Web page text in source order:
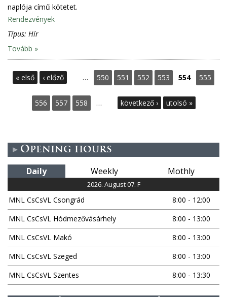
naplója című kötetet.
Rendezvények
Típus: Hír
Tovább »
P
e
s
« első ‹ előző … 550 551 552 553 554 555
556 557 558 … következő › utolsó »
Opening hours
Daily Weekly Mothly
2026. August 07. F
MNL CsCsVL Csongrád
8:00 - 12:00
MNL CsCsVL Hódmezővásárhely
8:00 - 13:00
MNL CsCsVL Makó
8:00 - 13:00
MNL CsCsVL Szeged
8:00 - 13:00
MNL CsCsVL Szentes
8:00 - 13:30